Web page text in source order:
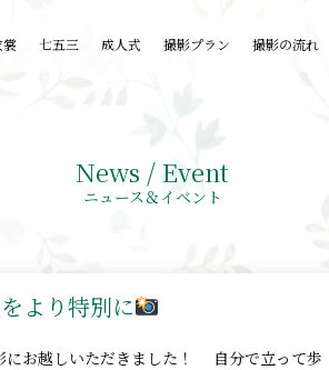
裳 七五三 成人式 撮影プラン 撮影の流れ
News / Event
ニュース＆イベント
より特別に
にお越しいただきました！ 自分で立って歩